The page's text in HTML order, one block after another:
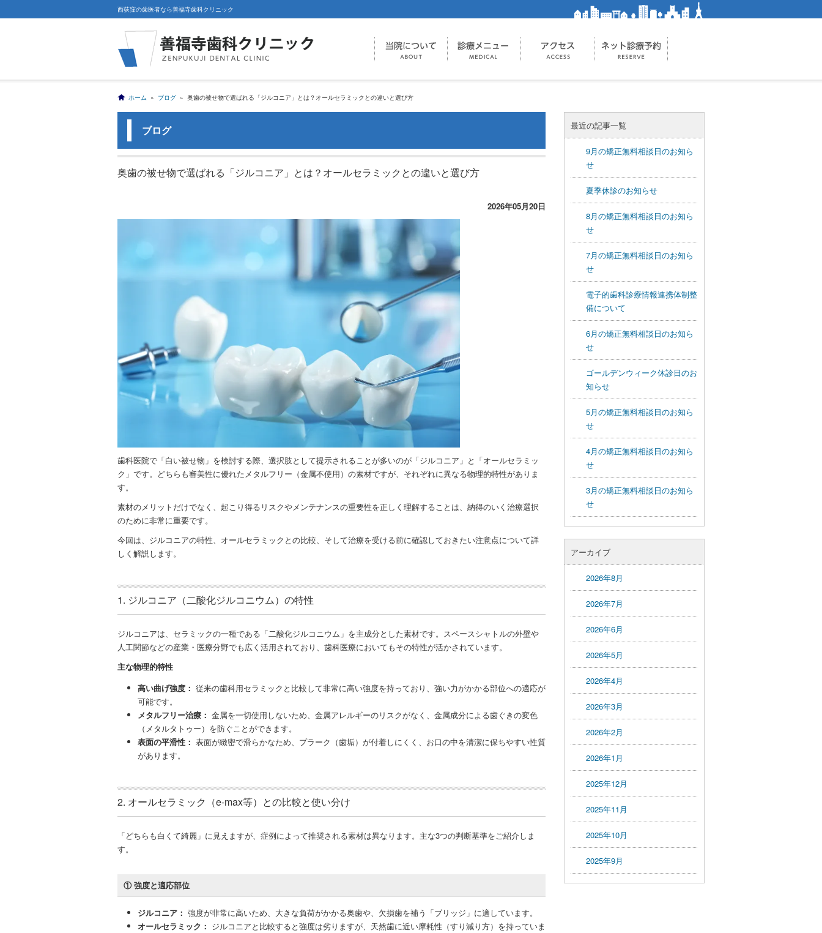
西荻窪の歯医者なら善福寺歯科クリニック
ホーム » ブログ » 奥歯の被せ物で選ばれる「ジルコニア」とは？オールセラミックとの違いと選び方
ブログ
奥歯の被せ物で選ばれる「ジルコニア」とは？オールセラミックとの違いと選び方
2026年05月20日
歯科医院で「白い被せ物」を検討する際、選択肢として提示されることが多いのが「ジルコニア」と「オールセラミッ
ク」です。どちらも審美性に優れたメタルフリー（金属不使用）の素材ですが、それぞれに異なる物理的特性がありま
す。
素材のメリットだけでなく、起こり得るリスクやメンテナンスの重要性を正しく理解することは、納得のいく治療選択
のために非常に重要です。
今回は、ジルコニアの特性、オールセラミックとの比較、そして治療を受ける前に確認しておきたい注意点について詳
しく解説します。
1. ジルコニア（二酸化ジルコニウム）の特性
ジルコニアは、セラミックの一種である「二酸化ジルコニウム」を主成分とした素材です。スペースシャトルの外壁や
人工関節などの産業・医療分野でも広く活用されており、歯科医療においてもその特性が活かされています。
主な物理的特性
高い曲げ強度： 従来の歯科用セラミックと比較して非常に高い強度を持っており、強い力がかかる部位への適応が
可能です。
メタルフリー治療： 金属を一切使用しないため、金属アレルギーのリスクがなく、金属成分による歯ぐきの変色
（メタルタトゥー）を防ぐことができます。
表面の平滑性： 表面が緻密で滑らかなため、プラーク（歯垢）が付着しにくく、お口の中を清潔に保ちやすい性質
があります。
2. オールセラミック（e-max等）との比較と使い分け
「どちらも白くて綺麗」に見えますが、症例によって推奨される素材は異なります。主な3つの判断基準をご紹介しま
す。
① 強度と適応部位
ジルコニア： 強度が非常に高いため、大きな負荷がかかる奥歯や、欠損歯を補う「ブリッジ」に適しています。
オールセラミック： ジルコニアと比較すると強度は劣りますが、天然歯に近い摩耗性（すり減り方）を持っていま
最近の記事一覧
9月の矯正無料相談日のお知ら
せ
夏季休診のお知らせ
8月の矯正無料相談日のお知ら
せ
7月の矯正無料相談日のお知ら
せ
電子的歯科診療情報連携体制整
備について
6月の矯正無料相談日のお知ら
せ
ゴールデンウィーク休診日のお
知らせ
5月の矯正無料相談日のお知ら
せ
4月の矯正無料相談日のお知ら
せ
3月の矯正無料相談日のお知ら
せ
アーカイブ
2026年8月
2026年7月
2026年6月
2026年5月
2026年4月
2026年3月
2026年2月
2026年1月
2025年12月
2025年11月
2025年10月
2025年9月